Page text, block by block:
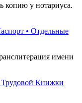
копию у нотариуса.
• Отдельные
имени
Книжки